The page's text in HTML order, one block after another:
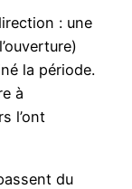
: une
la période.
à
l’ont
du